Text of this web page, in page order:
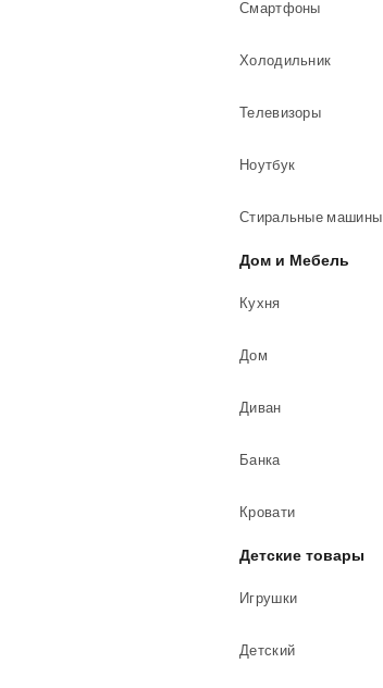
Смартфоны
Холодильник
Телевизоры
Ноутбук
Стиральные машины
Дом и Мебель
Кухня
Дом
Диван
Банка
Кровати
Детские товары
Игрушки
Детский